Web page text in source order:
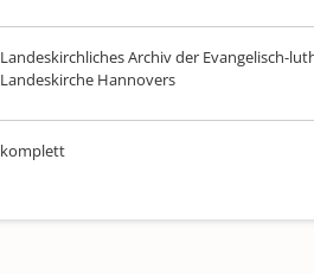
Landeskirchliches Archiv der Evangelisch-
Landeskirche Hannovers
komplett